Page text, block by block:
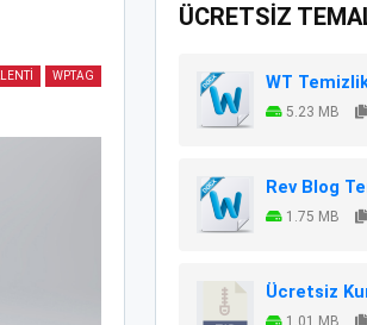
WPTAG
ÜCRETSİZ
WT
5.23 MB
Rev Blog
1.75 MB
Ücretsiz
1.01 MB